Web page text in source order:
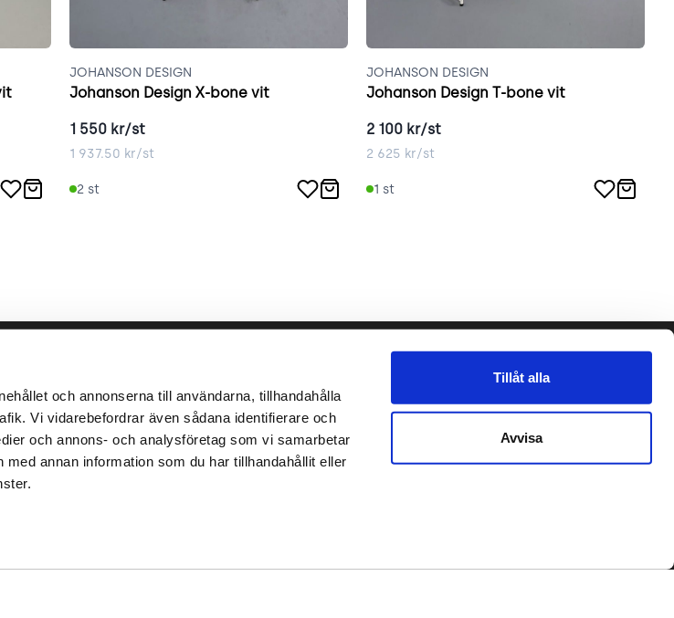
och annonserna till användarna, tillhandahålla
Vi vidarebefordrar även sådana identifierare och
och annons- och analysföretag som vi samarbetar
annan information som du har tillhandahållit eller
Tillåt alla
Avvisa
JOHANSON DESIGN
Johanson Design X-bone vit
1 550 kr/st
1 937.50 kr/st
2 st
JOHANSON DESIGN
Johanson Design T-bone vit
2 100 kr/st
2 625 kr/st
1 st
Om
Karriär
Ansvar
Integritet
place2place AB 2020